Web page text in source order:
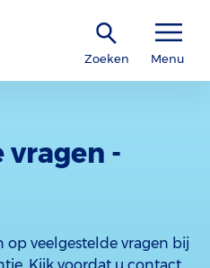
Zoeken Menu
vragen -
veelgestelde vragen bij